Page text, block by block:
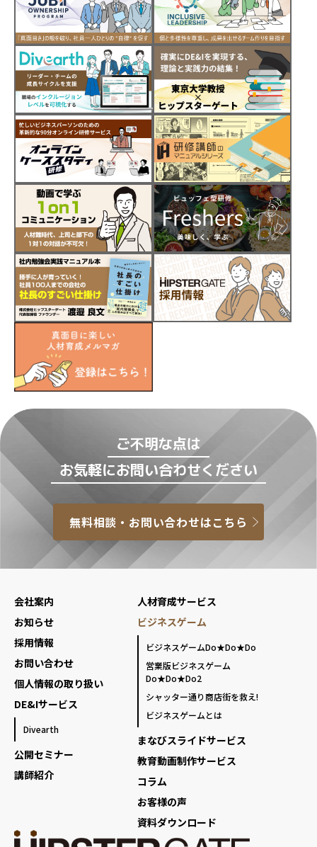
ご不明な点は
お気軽にお問い合わせください
無料相談・お問い合わせはこちら
会社案内
お知らせ
採用情報
お問い合わせ
個人情報の取り扱い
DE&Iサービス
Divearth
公開セミナー
講師紹介
人材育成サービス
ビジネスゲーム
ビジネスゲームDo★Do★Do
営業版ビジネスゲーム
Do★Do★Do2
シャッター通り商店街を救え!
ビジネスゲームとは
まなびスライドサービス
教育動画制作サービス
コラム
お客様の声
資料ダウンロード